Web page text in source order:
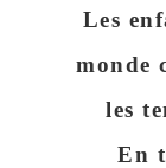
Les
monde
les
En